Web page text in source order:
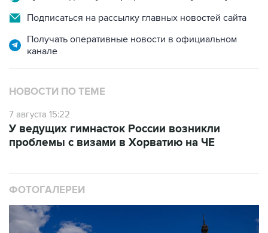
Получать оперативные новости в официальном
канале
НОВОСТИ ПО ТЕМЕ
7 августа 15:22
проблемы с визами в Хорватию на ЧЕ